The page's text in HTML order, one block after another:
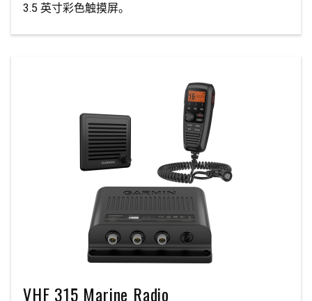
3.5 英寸彩色触摸屏。
VHF 315 Marine Radio